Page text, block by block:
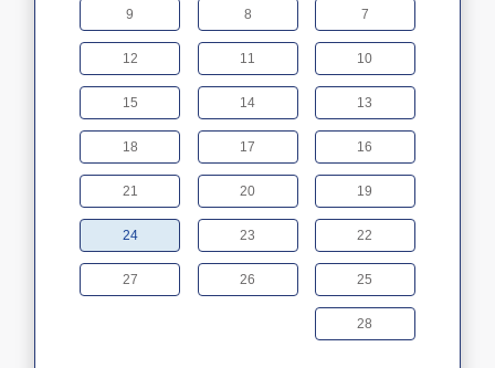
7
8
9
10
11
12
13
14
15
16
17
18
19
20
21
22
23
24
25
26
27
28